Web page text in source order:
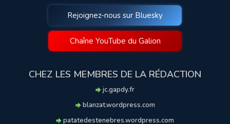
Rejoignez-nous sur Bluesky
Chaîne YouTube du Galion
CHEZ LES MEMBRES DE LA RÉDACTION
jc.gapdy.fr
blanzat.wordpress.com
patatedestenebres.wordpress.com